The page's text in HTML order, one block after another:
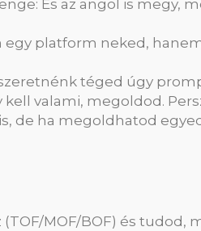
És az angol is megy,
egy platform neked,
téged úgy
kell valami, megoldod.
de ha megoldhatod
MOF/BOF) és tudod,